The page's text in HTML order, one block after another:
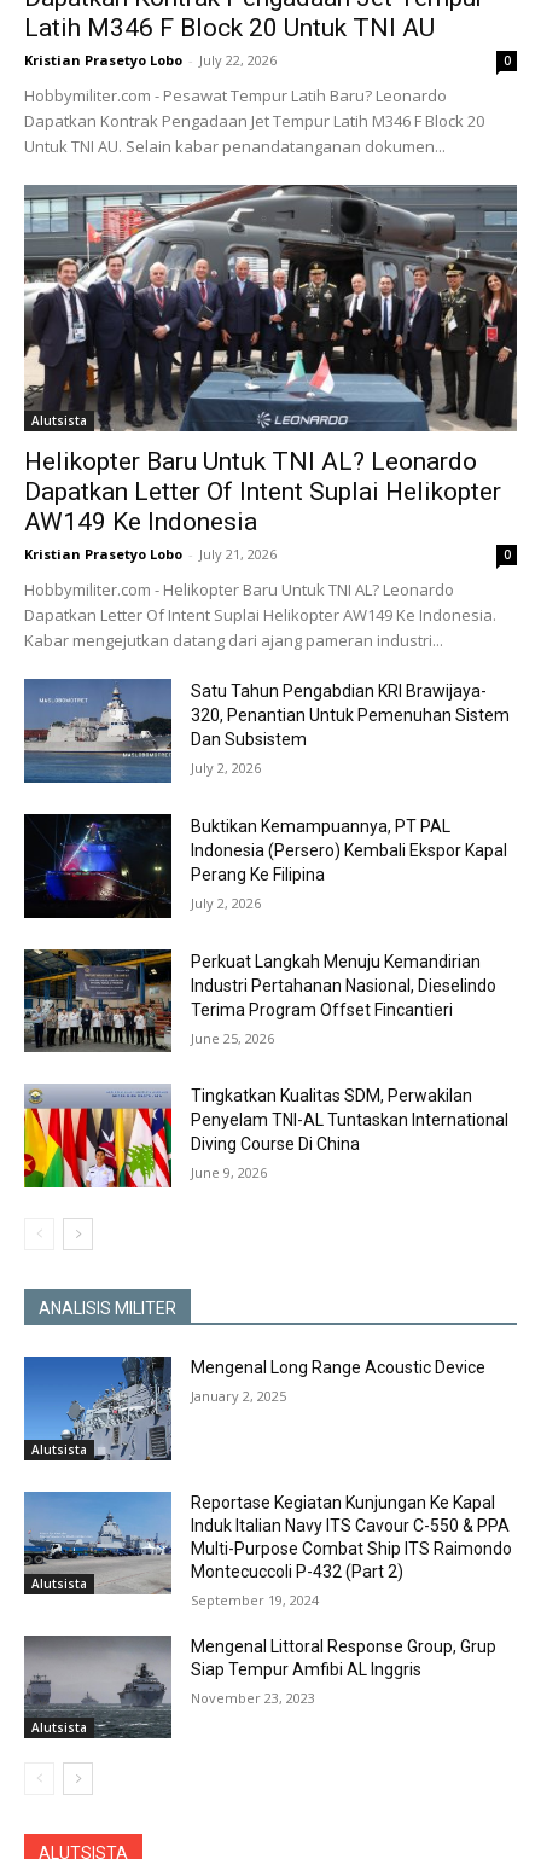
Latih M346 F Block 20 Untuk TNI AU
Kristian Prasetyo Lobo - July 22, 2026 0
Hobbymiliter.com - Pesawat Tempur Latih Baru? Leonardo
Dapatkan Kontrak Pengadaan Jet Tempur Latih M346 F Block 20
Untuk TNI AU. Selain kabar penandatanganan dokumen...
Alutsista
Helikopter Baru Untuk TNI AL? Leonardo
Dapatkan Letter Of Intent Suplai Helikopter
AW149 Ke Indonesia
Kristian Prasetyo Lobo - July 21, 2026 0
Hobbymiliter.com - Helikopter Baru Untuk TNI AL? Leonardo
Dapatkan Letter Of Intent Suplai Helikopter AW149 Ke Indonesia.
Kabar mengejutkan datang dari ajang pameran industri...
Satu Tahun Pengabdian KRI Brawijaya-
320, Penantian Untuk Pemenuhan Sistem
Dan Subsistem
July 2, 2026
Buktikan Kemampuannya, PT PAL
Indonesia (Persero) Kembali Ekspor Kapal
Perang Ke Filipina
July 2, 2026
Perkuat Langkah Menuju Kemandirian
Industri Pertahanan Nasional, Dieselindo
Terima Program Offset Fincantieri
June 25, 2026
Tingkatkan Kualitas SDM, Perwakilan
Penyelam TNI-AL Tuntaskan International
Diving Course Di China
June 9, 2026
ANALISIS MILITER
Alutsista
Mengenal Long Range Acoustic Device
January 2, 2025
Alutsista
Reportase Kegiatan Kunjungan Ke Kapal
Induk Italian Navy ITS Cavour C-550 & PPA
Multi-Purpose Combat Ship ITS Raimondo
Montecuccoli P-432 (Part 2)
September 19, 2024
Alutsista
Mengenal Littoral Response Group, Grup
Siap Tempur Amfibi AL Inggris
November 23, 2023
ALUTSISTA